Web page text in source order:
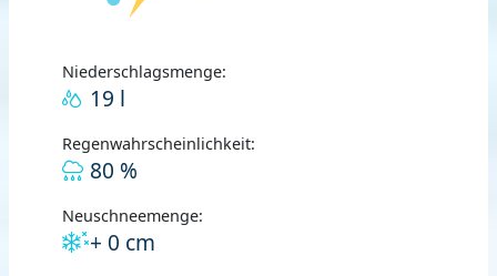
Niederschlagsmenge:
19 l
Regenwahrscheinlichkeit:
80 %
Neuschneemenge:
+ 0 cm